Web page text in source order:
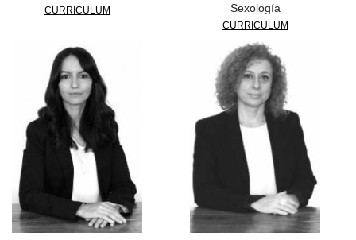
CURRICULUM
Sexología
CURRICULUM